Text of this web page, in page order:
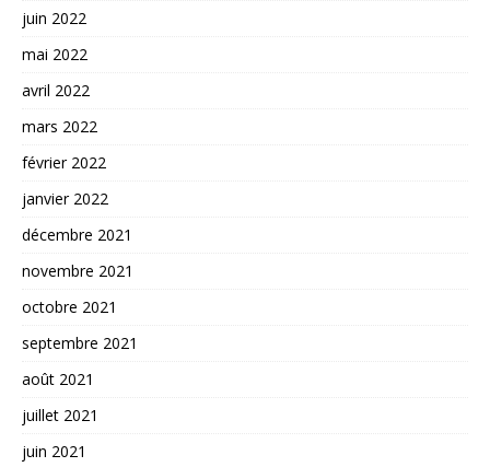
juin 2022
mai 2022
avril 2022
mars 2022
février 2022
janvier 2022
décembre 2021
novembre 2021
octobre 2021
septembre 2021
août 2021
juillet 2021
juin 2021